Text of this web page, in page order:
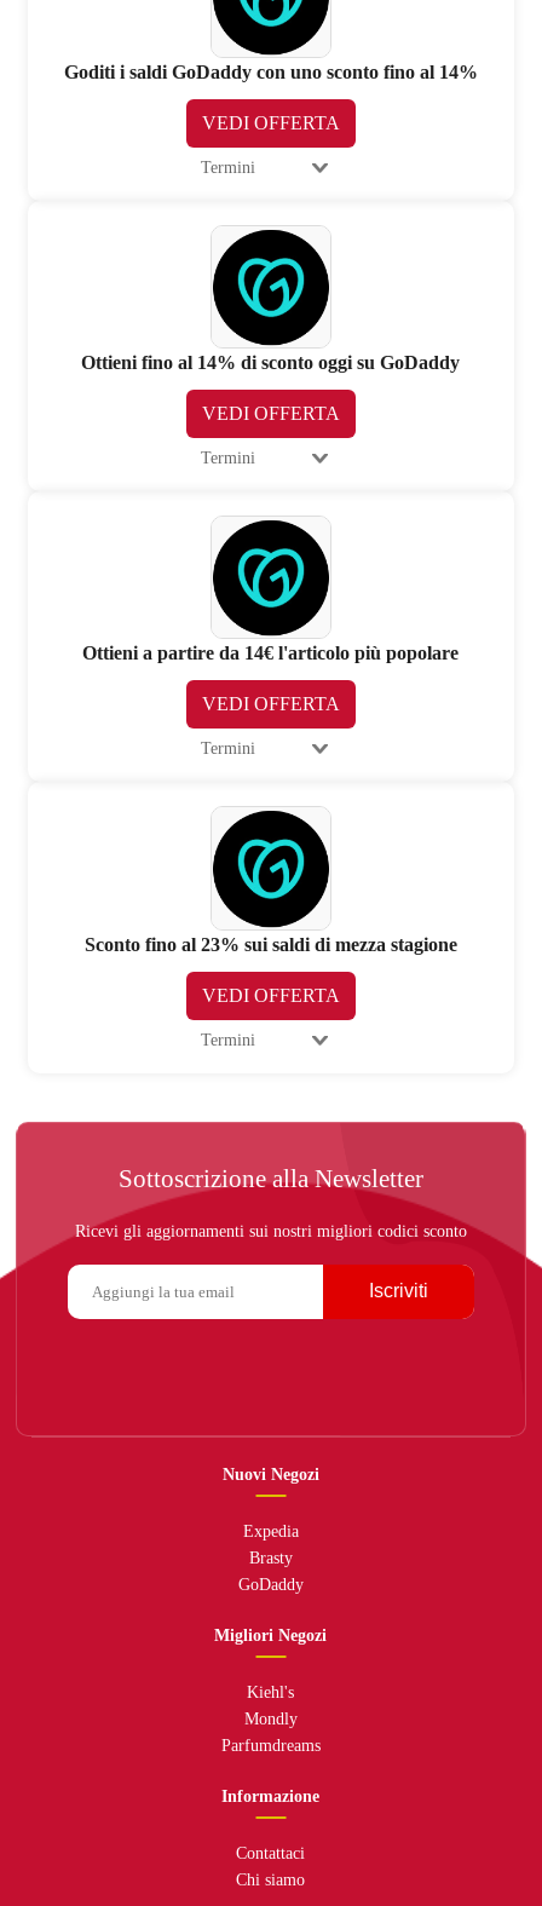
Goditi i saldi GoDaddy con uno sconto fino al 14%
VEDI OFFERTA
Termini
Ottieni fino al 14% di sconto oggi su GoDaddy
VEDI OFFERTA
Termini
Ottieni a partire da 14€ l'articolo più popolare
VEDI OFFERTA
Termini
Sconto fino al 23% sui saldi di mezza stagione
VEDI OFFERTA
Termini
Sottoscrizione alla Newsletter
Ricevi gli aggiornamenti sui nostri migliori codici sconto
Iscriviti
Nuovi Negozi
Expedia
Brasty
GoDaddy
Migliori Negozi
Kiehl's
Mondly
Parfumdreams
Informazione
Contattaci
Chi siamo